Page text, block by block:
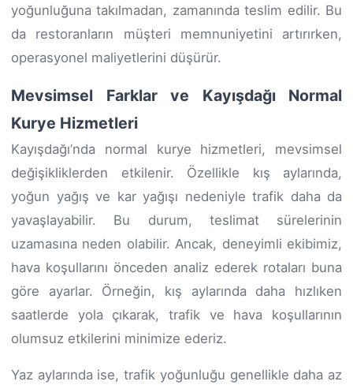
yoğunluğuna takılmadan, zamanında teslim edilir. Bu
da restoranların müşteri memnuniyetini artırırken,
operasyonel maliyetlerini düşürür.
Mevsimsel Farklar ve Kayışdağı Normal
Kurye Hizmetleri
Kayışdağı’nda normal kurye hizmetleri, mevsimsel
değişikliklerden etkilenir. Özellikle kış aylarında,
yoğun yağış ve kar yağışı nedeniyle trafik daha da
yavaşlayabilir. Bu durum, teslimat sürelerinin
uzamasına neden olabilir. Ancak, deneyimli ekibimiz,
hava koşullarını önceden analiz ederek rotaları buna
göre ayarlar. Örneğin, kış aylarında daha hızlıken
saatlerde yola çıkarak, trafik ve hava koşullarının
olumsuz etkilerini minimize ederiz.
Yaz aylarında ise, trafik yoğunluğu genellikle daha az